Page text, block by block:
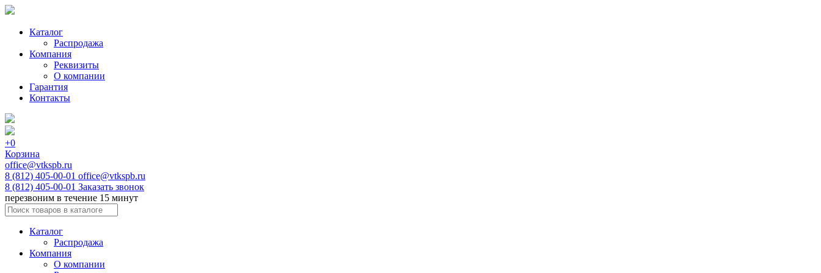
Каталог
Распродажа
Компания
Реквизиты
О компании
Гарантия
Контакты
+0
Корзина
office@vtkspb.ru
8 (812) 405-00-01 office@vtkspb.ru
8 (812) 405-00-01 Заказать звонок
перезвоним в течение 15 минут
Каталог
Распродажа
Компания
О компании